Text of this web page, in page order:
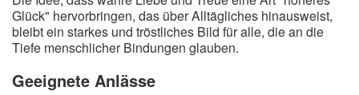
Glück" hervorbringen, das über Alltägliches hinausweist,
bleibt ein starkes und tröstliches Bild für alle, die an die
Tiefe menschlicher Bindungen glauben.
Geeignete Anlässe